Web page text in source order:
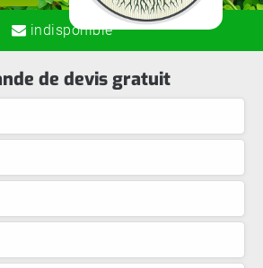
indisponible
de devis gratuit